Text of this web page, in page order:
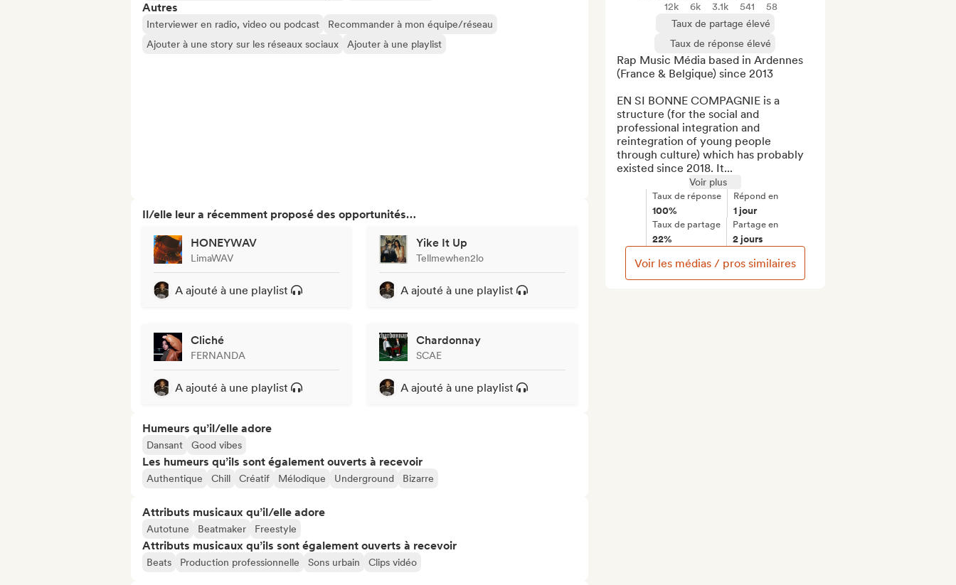
Autres
Interviewer en radio, video ou podcast
Recommander à mon équipe/réseau
Ajouter à une story sur les réseaux sociaux
Ajouter à une playlist
Il/elle leur a récemment proposé des opportunités…
HONEYWAV
LimaWAV
A ajouté à une playlist
Yike It Up
Tellmewhen2lo
A ajouté à une playlist
Cliché
FERNANDA
A ajouté à une playlist
Chardonnay
SCAE
A ajouté à une playlist
Humeurs qu’il/elle adore
Dansant Good vibes
Les humeurs qu’ils sont également ouverts à recevoir
Authentique Chill Créatif Mélodique Underground Bizarre
Attributs musicaux qu’il/elle adore
Autotune Beatmaker Freestyle
Attributs musicaux qu’ils sont également ouverts à recevoir
Beats Production professionnelle Sons urbain Clips vidéo
12k 6k 3.1k 541
58
Taux de partage élevé
Taux de réponse élevé
Rap Music Média based in Ardennes
(France & Belgique) since 2013
EN SI BONNE COMPAGNIE is a
structure (for the social and
professional integration and
reintegration of young people
through culture) which has probably
existed since 2018. It...
Voir plus
Taux de réponse
100%
Répond en
1 jour
Taux de partage
22%
Partage en
2 jours
Voir les médias / pros similaires